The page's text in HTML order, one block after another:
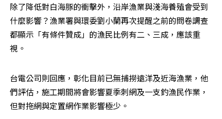
除了降低對白海豚的衝擊外，沿岸漁業與淺海養殖會受到
什麼影響？漁業署與環委劉小蘭再次提醒之前的問卷調查
都顯示「有條件贊成」的漁民比例有二、三成，應該重
視。
台電公司則回應，彰化目前已無捕撈遠洋及近海漁業，他
們評估，施工期間將會影響夏季刺網及一支釣漁民作業，
但對拖網與定置網作業影響極少。